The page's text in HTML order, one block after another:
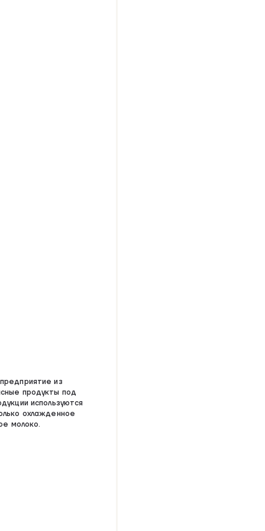
из
продукты под
используются
охлажденное
молоко.